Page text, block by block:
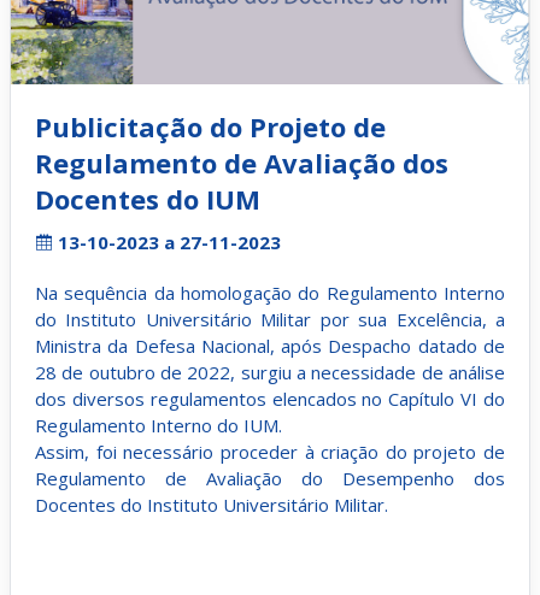
Publicitação do Projeto de
Regulamento de Avaliação dos
Docentes do IUM
13-10-2023 a 27-11-2023
Na sequência da homologação do Regulamento Interno
do Instituto Universitário Militar por sua Excelência, a
Ministra da Defesa Nacional, após Despacho datado de
28 de outubro de 2022, surgiu a necessidade de análise
dos diversos regulamentos elencados no Capítulo VI do
Regulamento Interno do IUM.
Assim, foi necessário proceder à criação do projeto de
Regulamento de Avaliação do Desempenho dos
Docentes do Instituto Universitário Militar.